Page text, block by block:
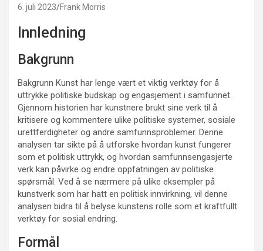
6. juli 2023 Frank Morris
Innledning
Bakgrunn
Bakgrunn Kunst har lenge vært et viktig verktøy for å
uttrykke politiske budskap og engasjement i samfunnet.
Gjennom historien har kunstnere brukt sine verk til å
kritisere og kommentere ulike politiske systemer, sosiale
urettferdigheter og andre samfunnsproblemer. Denne
analysen tar sikte på å utforske hvordan kunst fungerer
som et politisk uttrykk, og hvordan samfunnsengasjerte
verk kan påvirke og endre oppfatningen av politiske
spørsmål. Ved å se nærmere på ulike eksempler på
kunstverk som har hatt en politisk innvirkning, vil denne
analysen bidra til å belyse kunstens rolle som et kraftfullt
verktøy for sosial endring.
Formål